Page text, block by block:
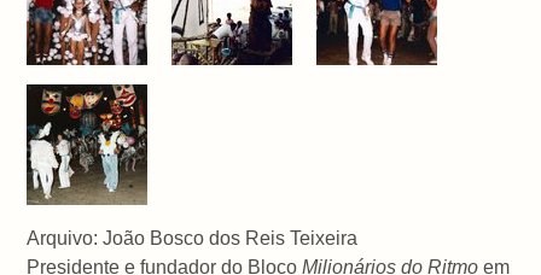
Arquivo: João Bosco dos Reis Teixeira
Presidente e fundador do BlocoMilionários do Ritmo em